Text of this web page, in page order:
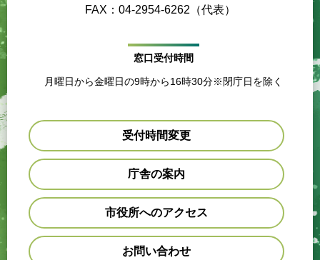
FAX：04-2954-6262（代表）
窓口受付時間
月曜日から金曜日の9時から16時30分※閉庁日を除く
受付時間変更
庁舎の案内
市役所へのアクセス
お問い合わせ